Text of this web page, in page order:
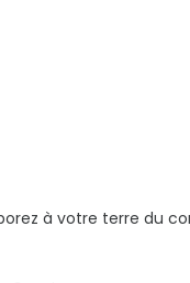
à votre terre du